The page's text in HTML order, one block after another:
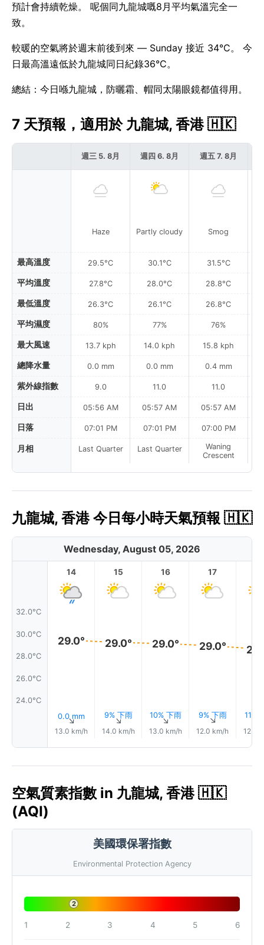
預計會持續乾燥。 呢個同九龍城嘅8月平均氣溫完全一
致。
較暖的空氣將於週末前後到來 — Sunday 接近 34°C。 今
日最高溫遠低於九龍城同日紀錄36°C。
總結：今日喺九龍城，防曬霜、帽同太陽眼鏡都值得用。
7 天預報，適用於 九龍城, 香港 🇭🇰
最高溫度
平均溫度
最低溫度
平均濕度
最大風速
總降水量
紫外線指數
日出
日落
月相
週三 5. 8月
Haze
29.5°C
27.8°C
26.3°C
80%
13.7 kph
0.0 mm
9.0
05:56 AM
07:01 PM
Last Quarter
週四 6. 8月
Partly cloudy
30.1°C
28.0°C
26.1°C
77%
14.0 kph
0.0 mm
11.0
05:57 AM
07:01 PM
Last Quarter
週五 7. 8月
Smog
31.5°C
28.8°C
26.8°C
76%
15.8 kph
0.4 mm
11.0
05:57 AM
07:00 PM
Waning
Crescent
九龍城, 香港 今日每小時天氣預報 🇭🇰
Wednesday, August 05, 2026
32.0°C
30.0°C
28.0°C
26.0°C
24.0°C
14
29.0°
0.0 mm
↑
13.0 km/h
15
29.0°
9% 下雨
↑
14.0 km/h
16
29.0°
10% 下雨
↑
13.0 km/h
17
29.0°
9% 下雨
↑
12.0 km/h
11%
12.0
空氣質素指數 in 九龍城, 香港 🇭🇰
(AQI)
美國環保署指數
Environmental Protection Agency
2
1 2 3 4 5 6